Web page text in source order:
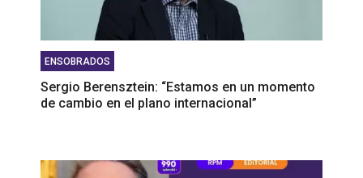
ENSOBRADOS
Sergio Berensztein: “Estamos en un momento
de cambio en el plano internacional”